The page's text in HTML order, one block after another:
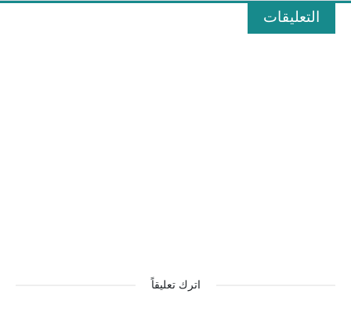
التعليقات
اترك تعليقاً